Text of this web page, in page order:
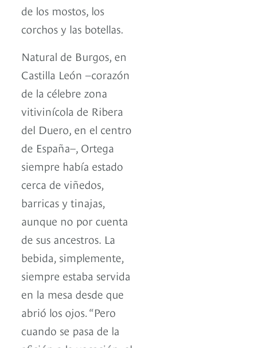
de los mostos, los
corchos y las botellas.
Natural de Burgos, en
Castilla León –corazón
de la célebre zona
vitivinícola de Ribera
del Duero, en el centro
de España–, Ortega
siempre había estado
cerca de viñedos,
barricas y tinajas,
aunque no por cuenta
de sus ancestros. La
bebida, simplemente,
siempre estaba servida
en la mesa desde que
abrió los ojos. “Pero
cuando se pasa de la